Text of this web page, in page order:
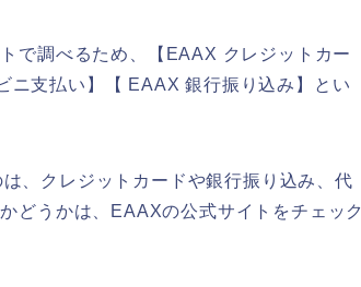
で調べるため、【EAAX クレジットカー
支払い】【 EAAX 銀行振り込み】とい
、クレジットカードや銀行振り込み、代
どうかは、EAAXの公式サイトをチェック